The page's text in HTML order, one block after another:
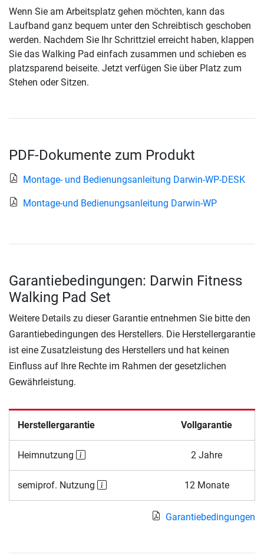
Wenn Sie am Arbeitsplatz gehen möchten, kann das
Laufband ganz bequem unter den Schreibtisch geschoben
werden. Nachdem Sie Ihr Schrittziel erreicht haben, klappen
Sie das Walking Pad einfach zusammen und schieben es
platzsparend beiseite. Jetzt verfügen Sie über Platz zum
Stehen oder Sitzen.
PDF-Dokumente zum Produkt
Montage- und Bedienungsanleitung Darwin-WP-DESK
Montage-und Bedienungsanleitung Darwin-WP
Garantiebedingungen: Darwin Fitness
Walking Pad Set
Weitere Details zu dieser Garantie entnehmen Sie bitte den
Garantiebedingungen des Herstellers. Die Herstellergarantie
ist eine Zusatzleistung des Herstellers und hat keinen
Einfluss auf Ihre Rechte im Rahmen der gesetzlichen
Gewährleistung.
Herstellergarantie Vollgarantie
Heimnutzung 2 Jahre
semiprof. Nutzung 12 Monate
Garantiebedingungen